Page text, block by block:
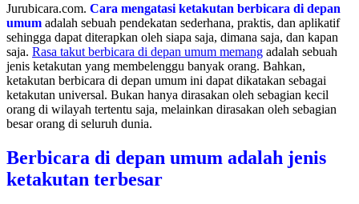
Jurubicara.com. Cara mengatasi ketakutan berbicara di depan
umum adalah sebuah pendekatan sederhana, praktis, dan aplikatif
sehingga dapat diterapkan oleh siapa saja, dimana saja, dan kapan
saja. Rasa takut berbicara di depan umum memang adalah sebuah
jenis ketakutan yang membelenggu banyak orang. Bahkan,
ketakutan berbicara di depan umum ini dapat dikatakan sebagai
ketakutan universal. Bukan hanya dirasakan oleh sebagian kecil
orang di wilayah tertentu saja, melainkan dirasakan oleh sebagian
besar orang di seluruh dunia.
Berbicara di depan umum adalah jenis
ketakutan terbesar